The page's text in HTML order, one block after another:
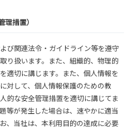
理措置）
び関連法令・ガイドライン等を遵守
り扱います。また、組織的、物理的
適切に講じます。また、個人情報を
対して、個人情報保護のための教
的な安全管理措置を適切に講じてま
等が発生した場合は、速やかに適当
、当社は、本利用目的の達成に必要